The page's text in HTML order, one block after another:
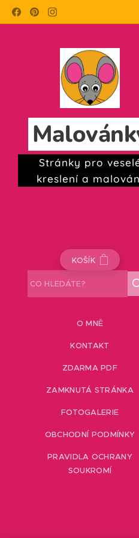
Stránky pro
kreslení a
KOŠÍK
O MNĚ
KONTAKT
ZDARMA PDF
ZAMKNUTÁ STRÁNKA
FOTOGALERIE
OBCHODNÍ PODMÍNKY
PRAVIDLA OCHRANY
SOUKROMÍ